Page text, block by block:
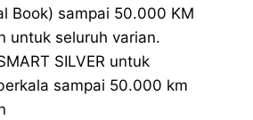
Book) sampai 50.000 KM
untuk seluruh varian.
SILVER untuk
sampai 50.000 km